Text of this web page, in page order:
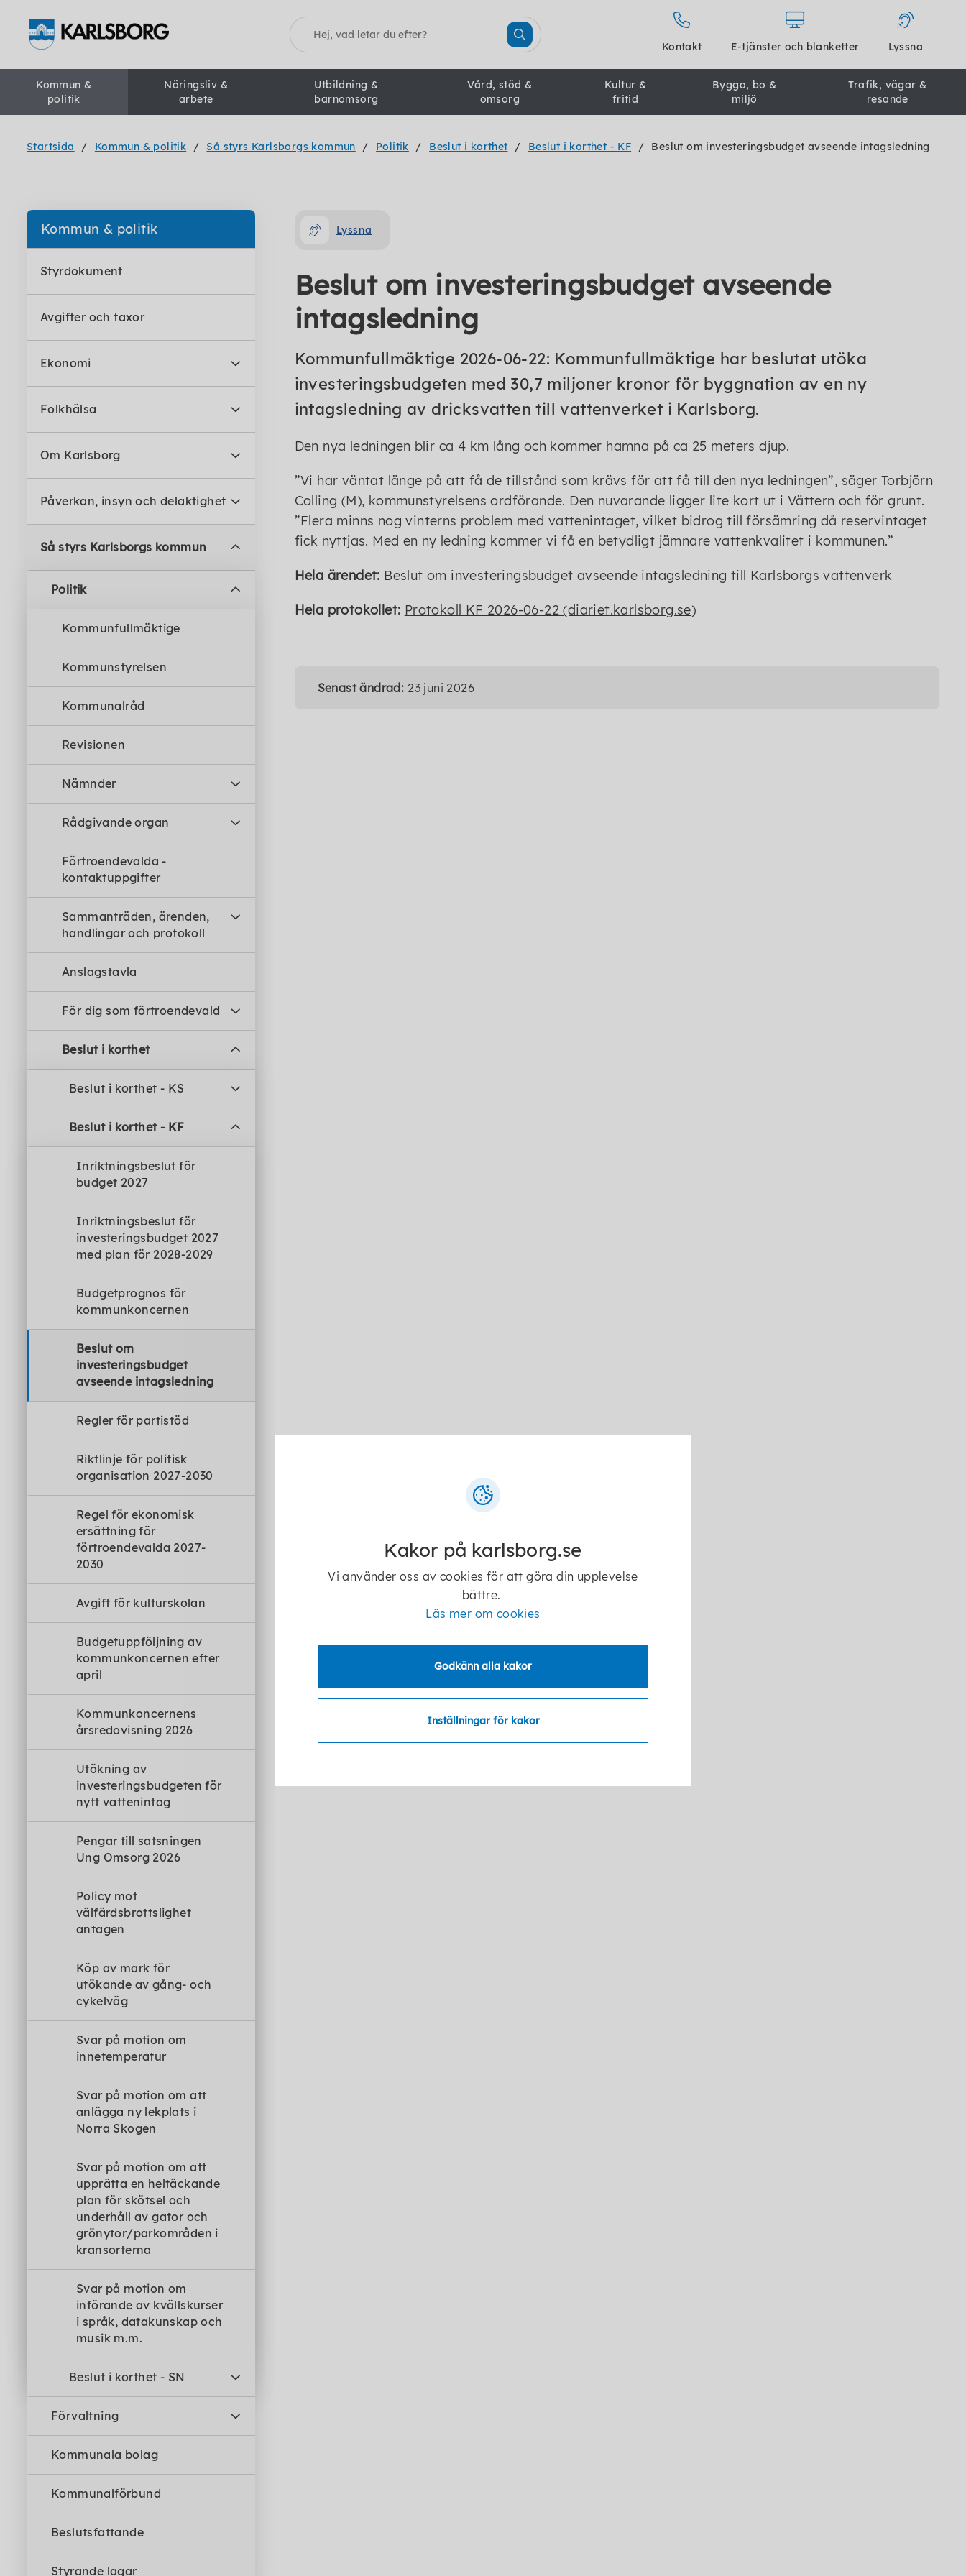
Sök
Kontakt E-tjänster och blanketter Lyssna
Kommun &
politik
Näringsliv &
arbete
Utbildning &
barnomsorg
Vård, stöd &
omsorg
Kultur &
fritid
Bygga, bo &
miljö
Trafik, vägar &
resande
Startsida Kommun & politik Så styrs Karlsborgs kommun Politik Beslut i korthet Beslut i korthet - KF Beslut om investeringsbudget avseende intagsledning
Kommun & politik
Styrdokument
Avgifter och taxor
Ekonomi
Folkhälsa
Om Karlsborg
Påverkan, insyn och delaktighet
Så styrs Karlsborgs kommun
Politik
Kommunfullmäktige
Kommunstyrelsen
Kommunalråd
Revisionen
Nämnder
Rådgivande organ
Förtroendevalda -
kontaktuppgifter
Sammanträden, ärenden,
handlingar och protokoll
Anslagstavla
För dig som förtroendevald
Beslut i korthet
Beslut i korthet - KS
Beslut i korthet - KF
Inriktningsbeslut för
budget 2027
Inriktningsbeslut för
investeringsbudget 2027
med plan för 2028-2029
Budgetprognos för
kommunkoncernen
Beslut om
investeringsbudget
avseende intagsledning
Regler för partistöd
Riktlinje för politisk
organisation 2027-2030
Regel för ekonomisk
ersättning för
förtroendevalda 2027-
2030
Avgift för kulturskolan
Budgetuppföljning av
kommunkoncernen efter
april
Kommunkoncernens
årsredovisning 2026
Utökning av
investeringsbudgeten för
nytt vattenintag
Pengar till satsningen
Ung Omsorg 2026
Policy mot
välfärdsbrottslighet
antagen
Köp av mark för
utökande av gång- och
cykelväg
Svar på motion om
innetemperatur
Svar på motion om att
anlägga ny lekplats i
Norra Skogen
Svar på motion om att
upprätta en heltäckande
plan för skötsel och
underhåll av gator och
grönytor/parkområden i
kransorterna
Svar på motion om
införande av kvällskurser
i språk, datakunskap och
musik m.m.
Beslut i korthet - SN
Förvaltning
Kommunala bolag
Kommunalförbund
Beslutsfattande
Styrande lagar
Lyssna
Beslut om investeringsbudget avseende
intagsledning
Kommunfullmäktige 2026-06-22: Kommunfullmäktige har beslutat utöka
investeringsbudgeten med 30,7 miljoner kronor för byggnation av en ny
intagsledning av dricksvatten till vattenverket i Karlsborg.
Den nya ledningen blir ca 4 km lång och kommer hamna på ca 25 meters djup.
Vi har väntat länge på att få de tillstånd som krävs för att få till den nya ledningen , säger Torbjörn
Colling (M), kommunstyrelsens ordförande. Den nuvarande ligger lite kort ut i Vättern och för grunt.
Flera minns nog vinterns problem med vattenintaget, vilket bidrog till försämring då reservintaget
fick nyttjas. Med en ny ledning kommer vi få en betydligt jämnare vattenkvalitet i kommunen.
Hela ärendet: Beslut om investeringsbudget avseende intagsledning till Karlsborgs vattenverk
Hela protokollet: Protokoll KF 2026-06-22 (diariet.karlsborg.se)
Senast ändrad: 23 juni 2026
Kakor på karlsborg.se
Vi använder oss av cookies för att göra din upplevelse
bättre.
Läs mer om cookies
Godkänn alla kakor
Inställningar för kakor